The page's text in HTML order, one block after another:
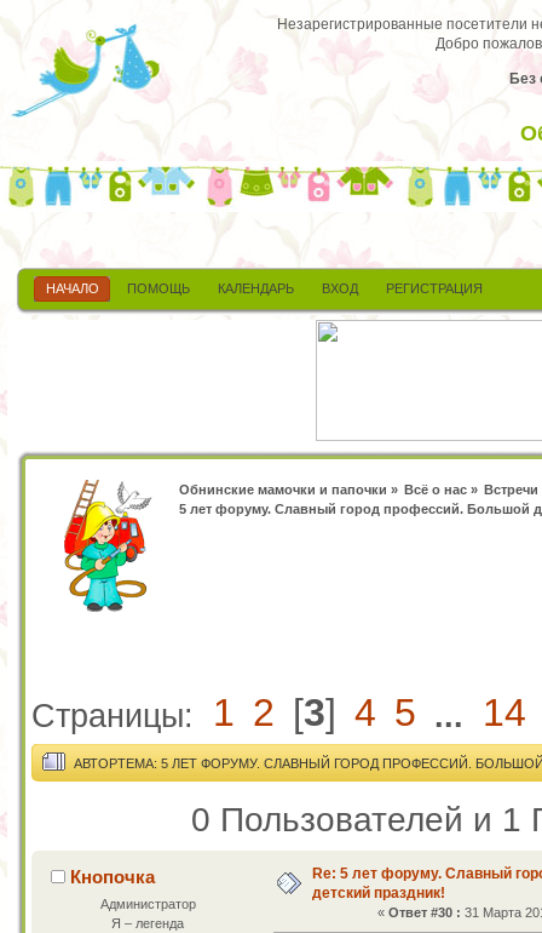
Незарегистрированные посетители
Добро
Без
НАЧАЛО ПОМОЩЬ КАЛЕНДАРЬ ВХОД РЕГИСТРАЦИЯ
Обнинские мамочки и папочки » Всё о нас» Встречи
5 лет форуму. Славный город профессий. Большой
Страницы: 1 2 [3] 4 5 ... 14
АВТОРТЕМА: 5 ЛЕТ ФОРУМУ. СЛАВНЫЙ ГОРОД ПРОФЕССИЙ.
0 Пользователей и 1
Кнопочка
Администратор
Я – легенда
Re: 5 лет форуму. Славный
детский праздник!
« Ответ #30 : 31 Марта